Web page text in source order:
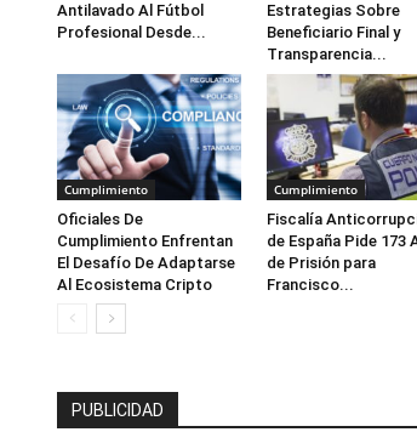
Antilavado Al Fútbol
Profesional Desde...
Estrategias Sobre
Beneficiario Final y
Transparencia...
Cumplimiento
Oficiales De
Cumplimiento Enfrentan
El Desafío De Adaptarse
Al Ecosistema Cripto
Cumplimiento
Fiscalía
de España Pide 173
de Prisión para
Francisco...
PUBLICIDAD